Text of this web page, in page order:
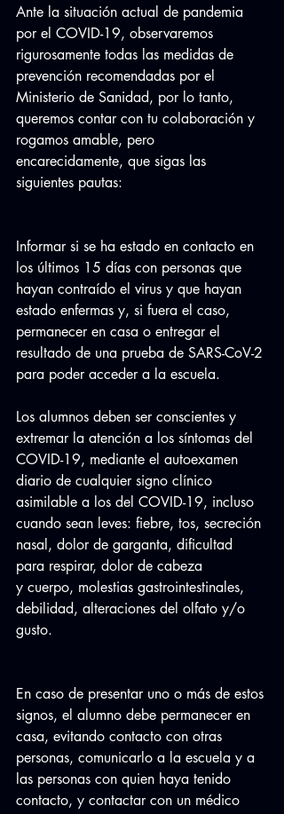
Ante la situación actual de pandemia
por el COVID-19, observaremos
rigurosamente todas las medidas de
prevención recomendadas por el
Ministerio de Sanidad, por lo tanto,
queremos contar con tu colaboración y
rogamos amable, pero
encarecidamente, que sigas las
siguientes pautas:
Informar si se ha estado en contacto en
los últimos 15 días con personas que
hayan contraído el virus y que hayan
estado enfermas y, si fuera el caso,
permanecer en casa o entregar el
resultado de una prueba de SARS-CoV-2
para poder acceder a la escuela.
Los alumnos deben ser conscientes y
extremar la atención a los síntomas del
COVID-19, mediante el autoexamen
diario de cualquier signo clínico
asimilable a los del COVID-19, incluso
cuando sean leves: fiebre, tos, secreción
nasal, dolor de garganta, dificultad
para respirar, dolor de cabeza
y cuerpo, molestias gastrointestinales,
debilidad, alteraciones del olfato y/o
gusto.
En caso de presentar uno o más de estos
signos, el alumno debe permanecer en
casa, evitando contacto con otras
personas, comunicarlo a la escuela y a
las personas con quien haya tenido
contacto, y contactar con un médico